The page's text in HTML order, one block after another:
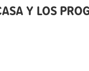
Y LOS